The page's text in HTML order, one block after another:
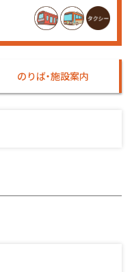
のりば・施設案内